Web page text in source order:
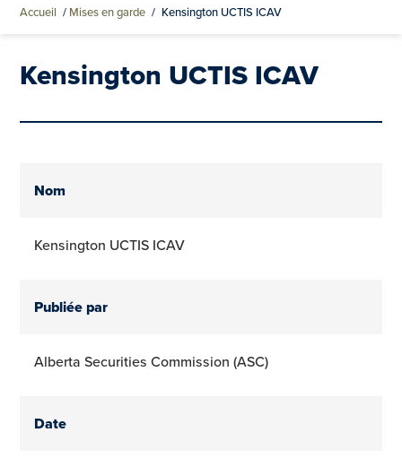
Accueil / Mises en garde / Kensington UCTIS ICAV
Kensington UCTIS ICAV
Nom
Kensington UCTIS ICAV
Publiée par
Alberta Securities Commission (ASC)
Date